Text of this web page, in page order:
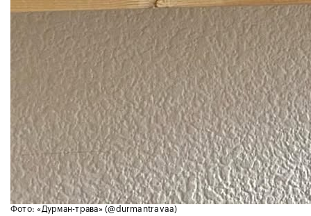
Фото: «Дурман-трава» (@durmantravaa)